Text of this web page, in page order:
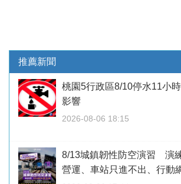
推薦新聞
桃園5行政區8/10停水11小
影響
2026-08-06 18:15
8/13城鎮韌性防空演習 演
營運、車站只進不出、行動